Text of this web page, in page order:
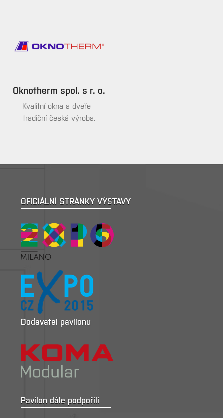
Oknotherm spol. s r. o.
Kvalitní okna a dveře -
tradiční česká výroba.
OFICIÁLNÍ STRÁNKY VÝSTAVY
Dodavatel pavilonu
Pavilon dále podpořili